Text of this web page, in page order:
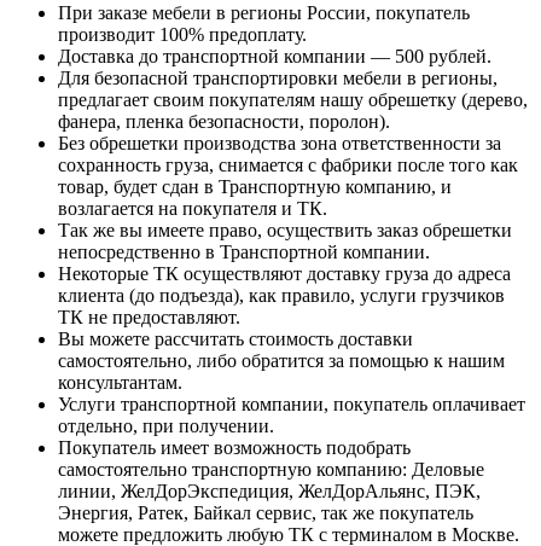
При заказе мебели в регионы России, покупатель
производит 100% предоплату.
Доставка до транспортной компании — 500 рублей.
Для безопасной транспортировки мебели в регионы,
предлагает своим покупателям нашу обрешетку (дерево,
фанера, пленка безопасности, поролон).
Без обрешетки производства зона ответственности за
сохранность груза, снимается с фабрики после того как
товар, будет сдан в Транспортную компанию, и
возлагается на покупателя и ТК.
Так же вы имеете право, осуществить заказ обрешетки
непосредственно в Транспортной компании.
Некоторые ТК осуществляют доставку груза до адреса
клиента (до подъезда), как правило, услуги грузчиков
ТК не предоставляют.
Вы можете рассчитать стоимость доставки
самостоятельно, либо обратится за помощью к нашим
консультантам.
Услуги транспортной компании, покупатель оплачивает
отдельно, при получении.
Покупатель имеет возможность подобрать
самостоятельно транспортную компанию: Деловые
линии, ЖелДорЭкспедиция, ЖелДорАльянс, ПЭК,
Энергия, Ратек, Байкал сервис, так же покупатель
можете предложить любую ТК с терминалом в Москве.